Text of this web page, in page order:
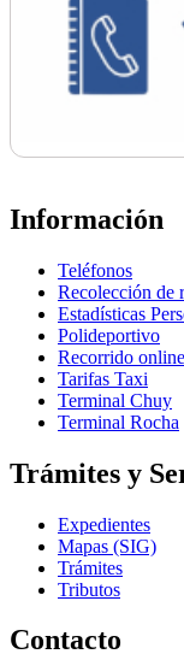
Información
Teléfonos
Recolección de
Estadísticas
Polideportivo
Recorrido
Tarifas Taxi
Terminal Chuy
Terminal Rocha
Trámites y
Expedientes
Mapas (SIG)
Trámites
Tributos
Contacto